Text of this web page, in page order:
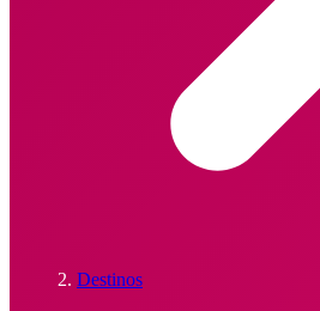
Destinos